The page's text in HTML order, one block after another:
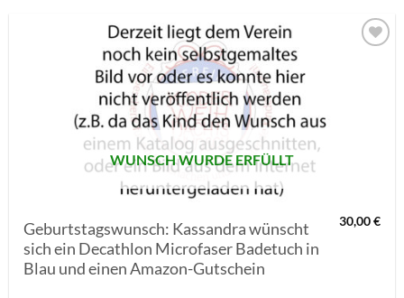
WUNSCH WURDE ERFÜLLT
Geburtstagswunsch: Kassandra wünscht
sich ein Decathlon Microfaser Badetuch in
Blau und einen Amazon-Gutschein
30,00€